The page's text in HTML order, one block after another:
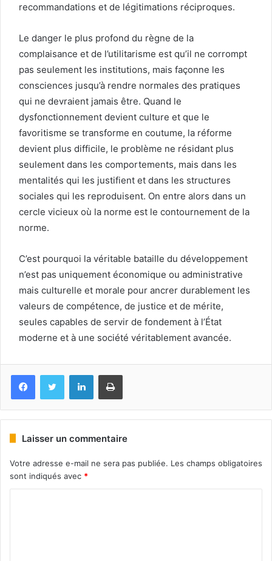
recommandations et de légitimations réciproques.
Le danger le plus profond du règne de la
complaisance et de l’utilitarisme est qu’il ne corrompt
pas seulement les institutions, mais façonne les
consciences jusqu’à rendre normales des pratiques
qui ne devraient jamais être. Quand le
dysfonctionnement devient culture et que le
favoritisme se transforme en coutume, la réforme
devient plus difficile, le problème ne résidant plus
seulement dans les comportements, mais dans les
mentalités qui les justifient et dans les structures
sociales qui les reproduisent. On entre alors dans un
cercle vicieux où la norme est le contournement de la
norme.
C’est pourquoi la véritable bataille du développement
n’est pas uniquement économique ou administrative
mais culturelle et morale pour ancrer durablement les
valeurs de compétence, de justice et de mérite,
seules capables de servir de fondement à l’État
moderne et à une société véritablement avancée.
FacebookTwitter LinkedinImprimer
Laisser un commentaire
Votre adresse e-mail ne sera pas publiée. Les champs obligatoires
sont indiqués avec *